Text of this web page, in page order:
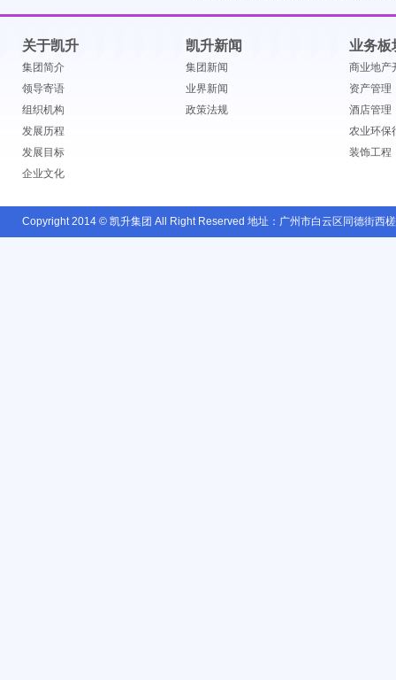
关于凯升
集团简介
领导寄语
组织机构
发展历程
发展目标
企业文化
凯升新闻
集团新闻
业界新闻
政策法规
业务板
商业地产
资产管理
酒店管理
农业环保
装饰工程
Copyright 2014 © 凯升集团 All Right Reserved 地址：广州市白云区同德街